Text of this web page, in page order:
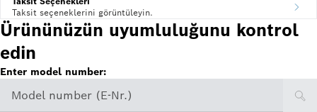
Taksit seçeneklerini görüntüleyin.
Ürününüzün uyumluluğunu kontrol
edin
Enter model number:
Model number (E-Nr.)